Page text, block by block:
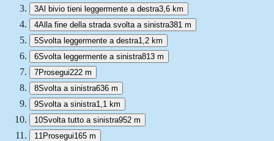
3Al bivio tieni leggermente a destra3,6 km
4Alla fine della strada svolta a sinistra381 m
5Svolta leggermente a destra1,2 km
6Svolta leggermente a sinistra813 m
7Prosegui222 m
8Svolta a sinistra636 m
9Svolta a sinistra1,1 km
10Svolta tutto a sinistra952 m
11 Prosegui165 m